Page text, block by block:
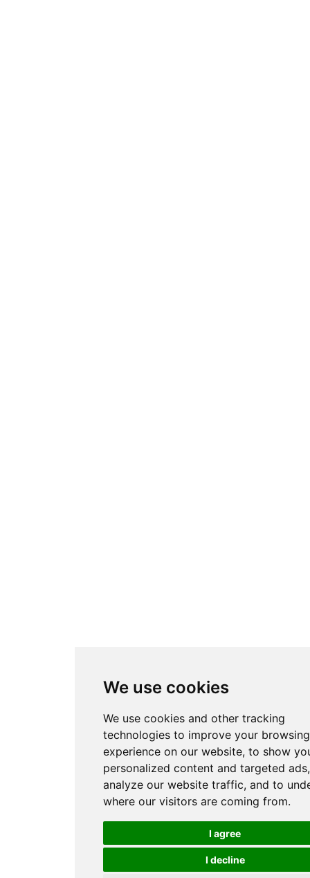
We use cookies
We use cookies and other tracking
technologies to improve your browsing
experience on our website, to show
personalized content and targeted
analyze our website traffic, and to
where our visitors are coming from.
I agree
I decline